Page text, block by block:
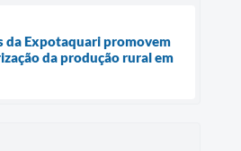
da Expotaquari promovem
da produção rural em